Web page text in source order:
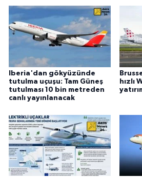
Iberia'dan gökyüzünde
tutulma uçuşu: Tam Güneş
tutulması 10 bin metreden
canlı yayınlanacak
hızlı